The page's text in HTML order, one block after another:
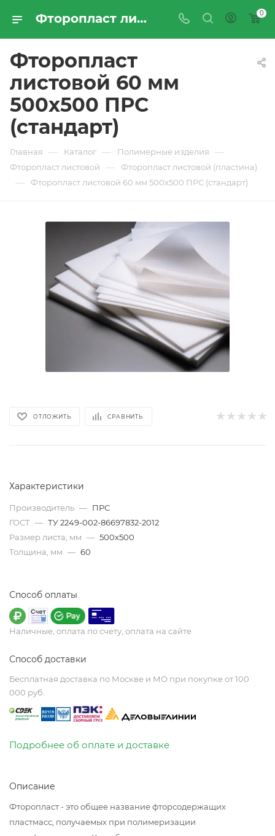
Фторопласт листовой 60 мм 500х500 ПРС (стандарт) - купить по цене производителя с доставкой по Москве и России | ПРОМРЕСУРССЕРВИС 0
Фторопласт
листовой 60 мм
500х500 ПРС
(стандарт)
Главная — Каталог — Полимерные изделия —
Фторопласт листовой — Фторопласт листовой (пластина)
— Фторопласт листовой 60 мм 500х500 ПРС (стандарт)
ОТЛОЖИТЬ СРАВНИТЬ
Характеристики
Производитель — ПРС
ГОСТ — ТУ 2249-002-86697832-2012
Размер листа, мм — 500х500
Толщина, мм — 60
Способ оплаты
Наличные, оплата по счету, оплата на сайте
Способ доставки
Бесплатная доставка по Москве и МО при покупке от 100
000 руб.
Подробнее об оплате и доставке
Описание
Фторопласт - это общее название фторсодержащих
пластмасс, получаемых при полимеризации